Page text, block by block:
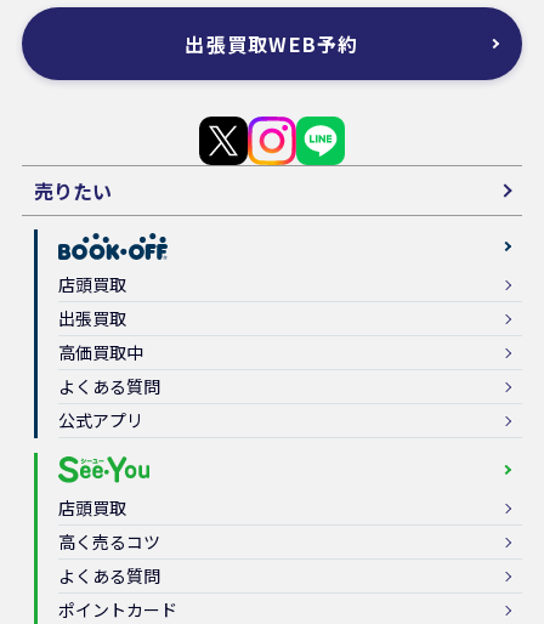
出張買取WEB予約
売りたい
店頭買取
出張買取
高価買取中
よくある質問
公式アプリ
店頭買取
高く売るコツ
よくある質問
ポイントカード